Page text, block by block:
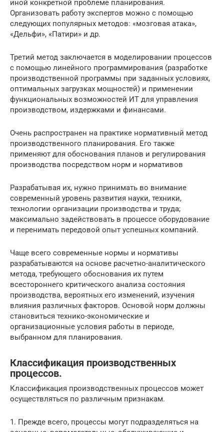
иной конкретной проблеме планирования.
Организовать работу экспертов можно с помощью
следующих популярных методов: «мозговая атака»,
«Дельфи», «Патири» и др.
Третий метод заключается в моделировании процессов
с помощью линейного программирования (разработке
производственной программы при заданных условиях,
оптимальных загрузках мощностей) и применении
функциональных возможностей ИТ для управления
производством, издержками и финансами.
Очень распространен на практике нормативный метод
производственного планирования. Его также
применяют для обоснования планов и регулирования
производства посредством норм и нормативов
Разрабатывая их, нужно принимать во внимание
современный уровень развития науки, техники,
технологии организации производства и труда;
максимально задействовать в процессе оборудование
и перенимать передовой опыт успешных компаний.
Чаще всего современные нормы и нормативы
разрабатываются на основе расчетно-аналитического
метода, требующего обоснования их путем
всестороннего критического анализа состояния
производства, вероятных его изменений, изучения
влияния различных факторов. Основой норм должны
становиться технико-экономические и
организационные условия работы в периоде,
выбранном для планирования.
Классификация производственных
процессов.
Классификация производственных процессов может
осуществляться по различным признакам.
1. Прежде всего, процессы могут подразделяться на